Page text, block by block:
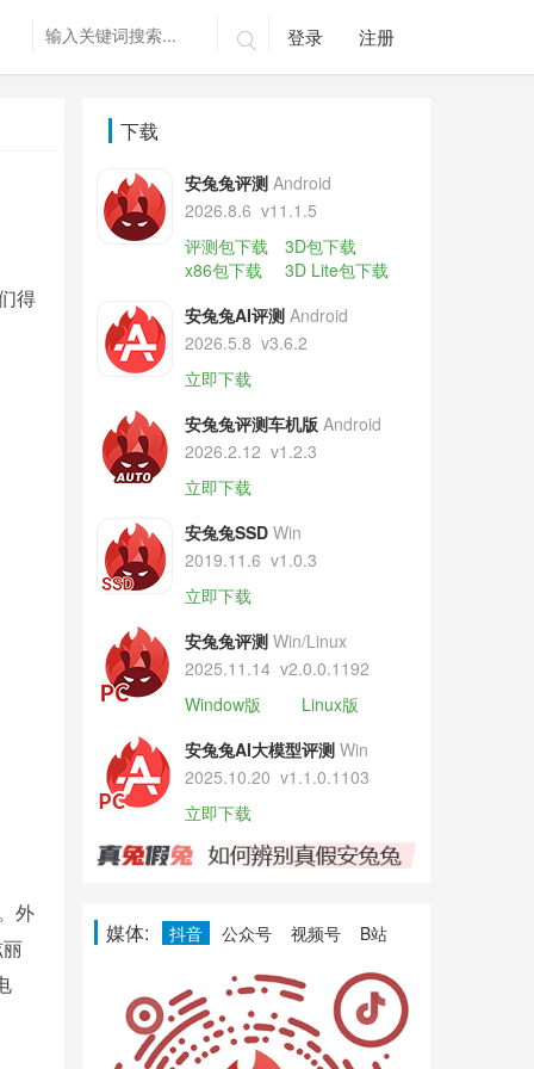
 登录 注册
得
外
下载
安兔兔评测 Android
2026.8.6 v11.1.5
评测包下载
3D包下载
x86包下载
3D Lite包下载
安兔兔AI评测 Android
2026.5.8 v3.6.2
立即下载
安兔兔评测车机版 Android
2026.2.12 v1.2.3
立即下载
安兔兔SSD Win
2019.11.6 v1.0.3
立即下载
安兔兔评测 Win/Linux
2025.11.14 v2.0.0.1192
Window版
Linux版
安兔兔AI大模型评测 Win
2025.10.20 v1.1.0.1103
立即下载
媒体: 抖音 公众号 视频号 B站